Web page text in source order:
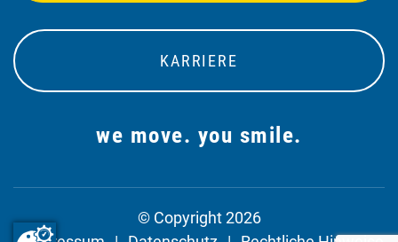
KARRIERE
we move. you smile.
© Copyright 2026